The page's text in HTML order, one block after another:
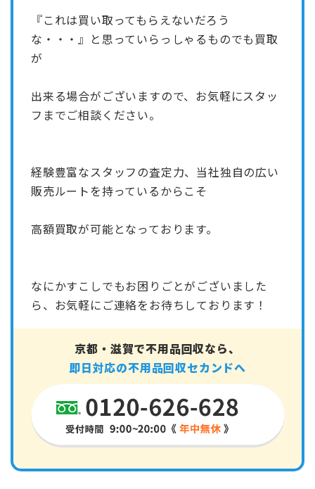
『これは買い取ってもらえないだろう
な・・・』と思っていらっしゃるものでも買取
が
出来る場合がございますので、お気軽にスタッ
フまでご相談ください。
経験豊富なスタッフの査定力、当社独自の広い
販売ルートを持っているからこそ
高額買取が可能となっております。
なにかすこしでもお困りごとがございました
ら、お気軽にご連絡をお待ちしております！
京都・滋賀で不用品回収なら、
即日対応の不用品回収セカンドへ